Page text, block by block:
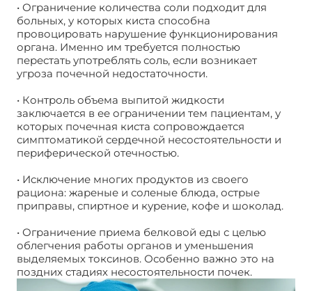
• Ограничение количества соли подходит для
больных, у которых киста способна
провоцировать нарушение функционирования
органа. Именно им требуется полностью
перестать употреблять соль, если возникает
угроза почечной недостаточности.
• Контроль объема выпитой жидкости
заключается в ее ограничении тем пациентам, у
которых почечная киста сопровождается
симптоматикой сердечной несостоятельности и
периферической отечностью.
• Исключение многих продуктов из своего
рациона: жареные и соленые блюда, острые
приправы, спиртное и курение, кофе и шоколад.
• Ограничение приема белковой еды с целью
облегчения работы органов и уменьшения
выделяемых токсинов. Особенно важно это на
поздних стадиях несостоятельности почек.